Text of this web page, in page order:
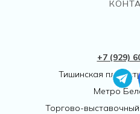
+7 (929)
Тишинская пл., 1
Метро
Торгово-